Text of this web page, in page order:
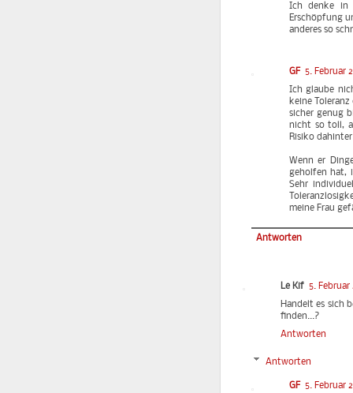
Ich denke in
Erschöpfung
anderes so
GF 5. Februar
Ich glaube
keine
sicher genug
nicht so toll,
Risiko
Wenn er
geholfen hat,
Sehr
meine Frau
Antworten
Le Kif 5. Februar
Handelt es sich
finden...?
Antworten
Antworten
GF 5. Februar